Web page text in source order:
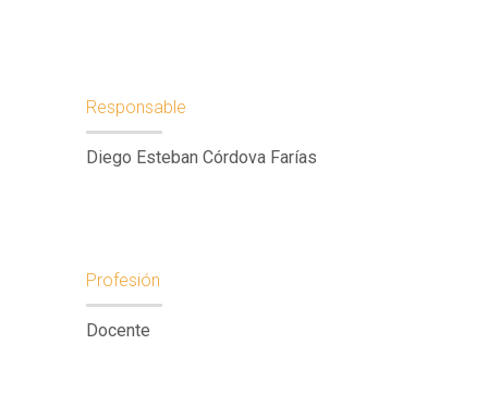
Responsable
Diego Esteban Córdova Farías
Profesión
Docente